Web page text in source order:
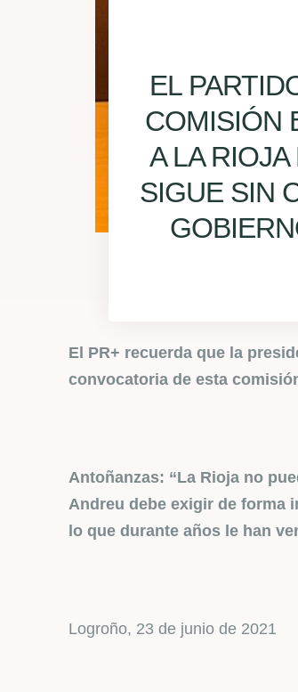
EL
COMISIÓN
A LA
SIGUE SIN
El PR+ recuerda que la
convocatoria de esta
Antoñanzas: “La Rioja no
Andreu debe exigir de forma
lo que durante años le han
Logroño, 23 de junio de 2021